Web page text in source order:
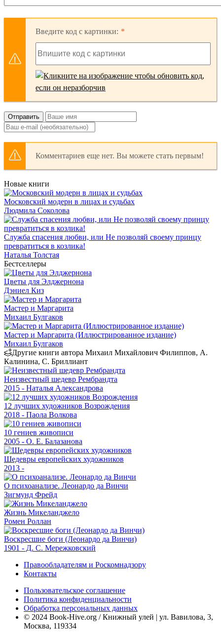
Введите код с картинки:
Отправить
Комментариев еще нет. Вы можете стать первым!
Новые книги
Московский модерн в лицах и судьбах
Людмила Соколова
Служба спасения любви, или Не позволяй своему принцу
превратиться в козлика!
Наталья Толстая
Бестселлеры
Цветы для Элджернона
Дэниел Киз
Мастер и Маргарита
Михаил Булгаков
Мастер и Маргарита (Иллюстрированное издание)
Михаил Булгаков
Другие книги автора Михаил Михайлович Филиппов, А.
Калинина, С. Бриллиант
Неизвестный шедевр Рембрандта
2015 - Наталья Александрова
12 лучших художников Возрождения
2018 - Паола Волкова
10 гениев живописи
2005 - О. Е. Балазанова
Шедевры европейских художников
2013 -
О психоанализе. Леонардо да Винчи
Зигмунд Фрейд
Жизнь Микеланджело
Ромен Роллан
Воскресшие боги (Леонардо да Винчи)
1901 - Д. С. Мережковский
Правообладателям и Роскомнадзору
Контакты
Пользовательское соглашение
Политика конфиденциальности
Обработка персональных данных
© 2024 Book-Hive.org / Книжный улей | ул. Вавилова, 3,
Москва, 119334